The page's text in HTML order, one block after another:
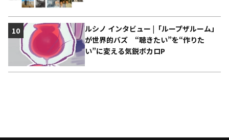
ルシノ インタビュー |「ループザルーム」
が世界的バズ “聴きたい”を“作りた
い”に変える気鋭ボカロP
10